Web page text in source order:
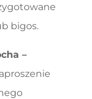
bigos.
–